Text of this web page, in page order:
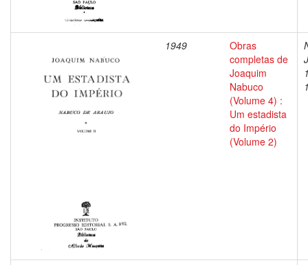
1949
Obras
completas de
Joaquim
Nabuco
(Volume 4) :
Um estadista
do Império
(Volume 2)